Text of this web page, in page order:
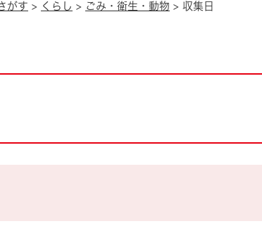
戸籍
防
子育て
福祉・健康・生活 生涯学習・スポー
入札・契約情報
環境
観光スポット
市の概要
市政 職
オープンデー
がす > くらし > ごみ・衛生・動物 > 収集日